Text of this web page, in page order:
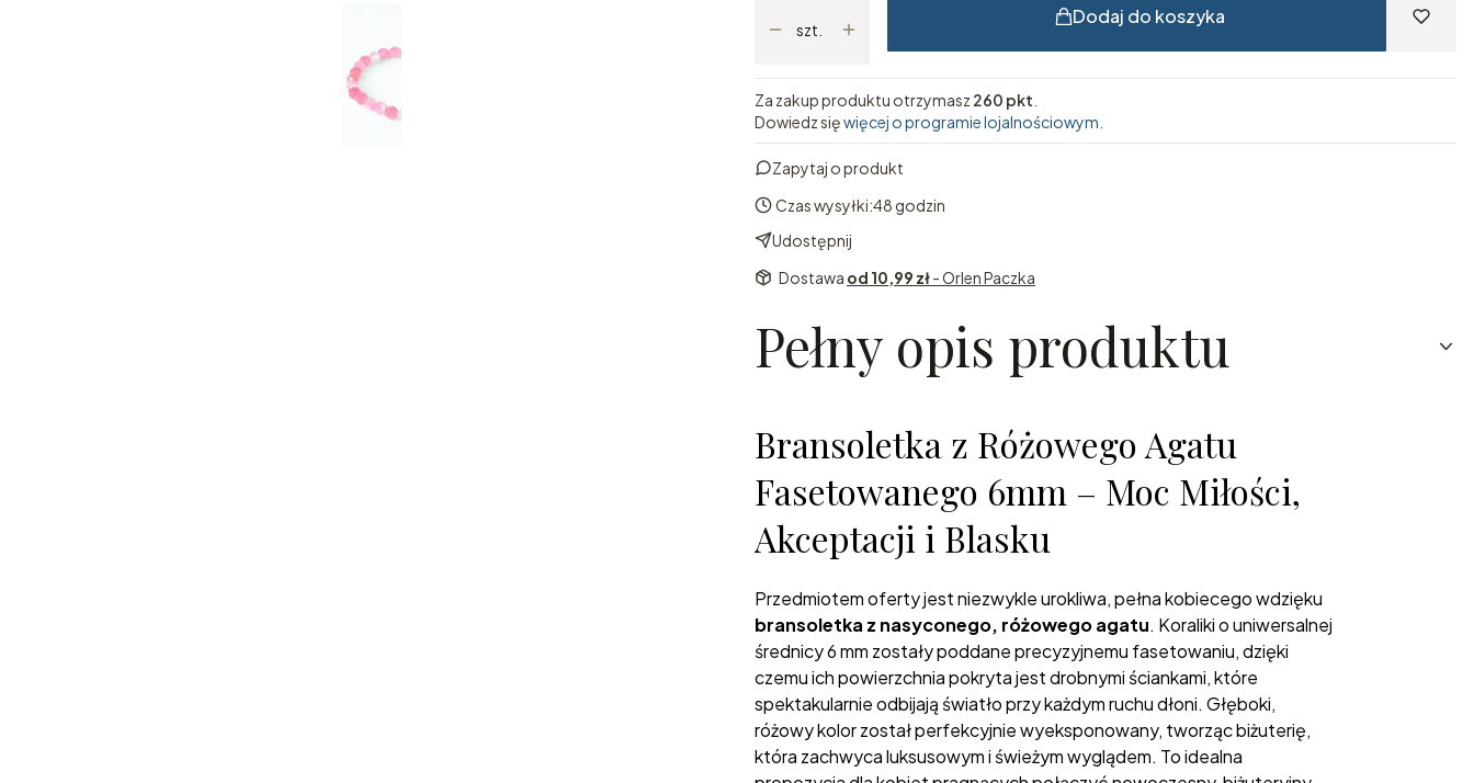
szt.
Dodaj do koszyka
Za zakup produktu otrzymasz 260 pkt
Dowiedz sięwięcej o programie lojalnościowym.
Zapytaj o produkt
Czas wysyłki:48 godzin
Udostępnij
Dostawa od 10,99 zł- Orlen Paczka
Pełny opis produktu
Bransoletka z Różowego Agatu
Fasetowanego 6mm – Moc Miłości,
Akceptacji i Blasku
Przedmiotem oferty jest niezwykle urokliwa, pełna kobiecego wdzięku
bransoletka z nasyconego, różowego agatu. Koraliki o uniwersalnej
średnicy 6 mm zostały poddane precyzyjnemu fasetowaniu, dzięki
czemu ich powierzchnia pokryta jest drobnymi ściankami, które
spektakularnie odbijają światło przy każdym ruchu dłoni. Głęboki,
różowy kolor został perfekcyjnie wyeksponowany, tworząc biżuterię,
która zachwyca luksusowym i świeżym wyglądem. To idealna